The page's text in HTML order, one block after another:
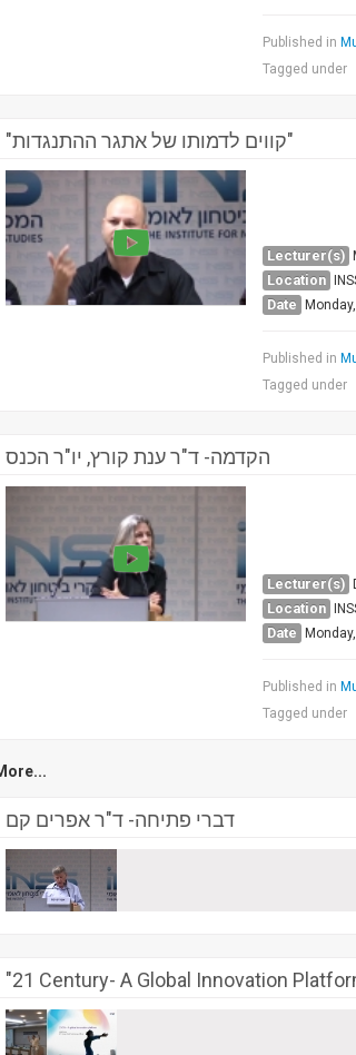
Published in
Tagged under
"קווים לדמותו של אתגר ההתנגדות"
Lecturer(s)
Location
Date
Published in
Tagged under
הקדמה- ד"ר ענת קורץ, יו"ר הכנס
Lecturer(s)
Location
Date
Published in
Tagged under
דברי פתיחה- ד"ר אפרים קם
"21 Century- A Global Innovation